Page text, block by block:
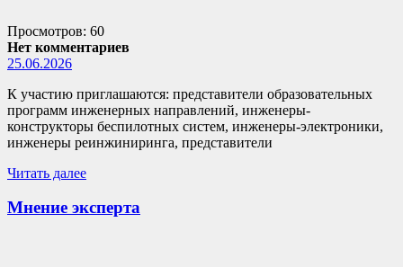
Просмотров: 60
Нет комментариев
25.06.2026
К участию приглашаются: представители образовательных
программ инженерных направлений, инженеры-
конструкторы беспилотных систем, инженеры-электроники,
инженеры реинжиниринга, представители
Читать далее
Мнение эксперта